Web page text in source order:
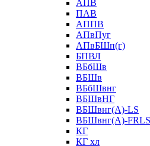
АПВ
ПАВ
АППВ
АПвПуг
АПвБШп(г)
БПВЛ
ВБбШв
ВБШв
ВБбШвнг
ВБШвНГ
ВБШвнг(А)-LS
ВБШвнг(А)-FRLS
КГ
КГ хл